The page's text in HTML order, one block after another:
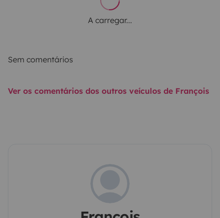
A carregar...
Sem comentários
Ver os comentários dos outros veículos de François